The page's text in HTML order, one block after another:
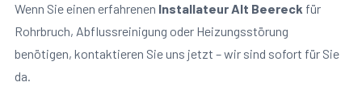
Wenn Sie einen erfahrenen Installateur Alt Beereck für
Rohrbruch, Abflussreinigung oder Heizungsstörung
benötigen, kontaktieren Sie uns jetzt – wir sind sofort für Sie
da.